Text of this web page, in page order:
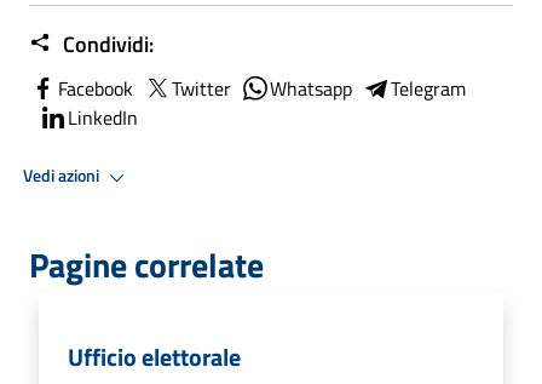
Condividi:
Facebook Twitter Whatsapp
Telegram
LinkedIn
Vedi azioni
Pagine correlate
Ufficio elettorale